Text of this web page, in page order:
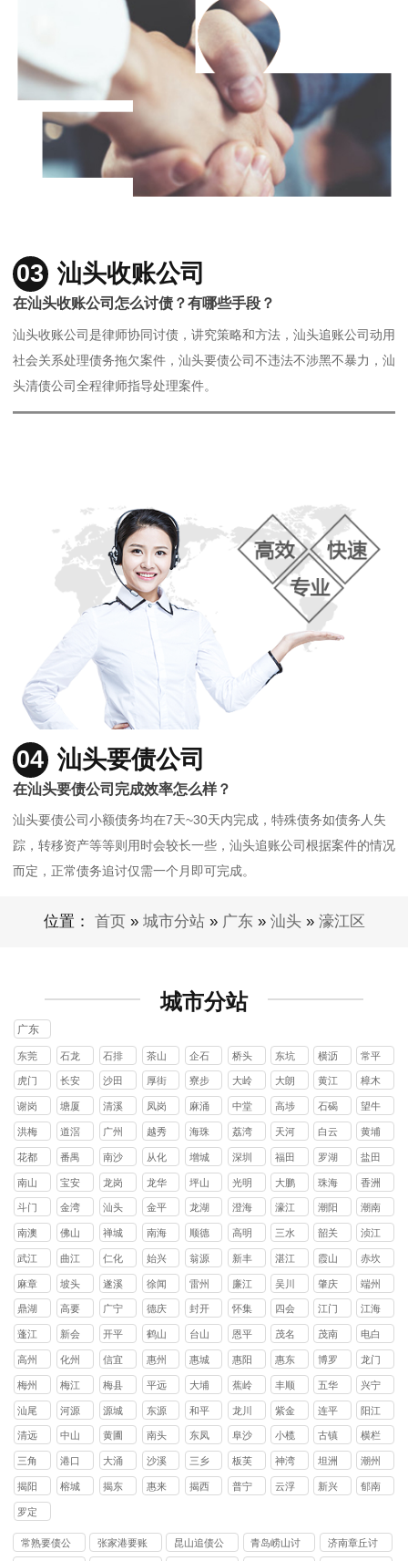
03 汕头收账公司
在汕头收账公司怎么讨债？有哪些手段？
汕头收账公司是律师协同讨债，讲究策略和方法，汕头追账公司动用
社会关系处理债务拖欠案件，汕头要债公司不违法不涉黑不暴力，汕
头清债公司全程律师指导处理案件。
04 汕头要债公司
在汕头要债公司完成效率怎么样？
汕头要债公司小额债务均在7天~30天内完成，特殊债务如债务人失
踪，转移资产等等则用时会较长一些，汕头追账公司根据案件的情况
而定，正常债务追讨仅需一个月即可完成。
位置： 首页 » 城市分站» 广东» 汕头» 濠江区
城市分站
广东
东莞
石龙
镇
石排
镇
茶山
镇
企石
镇
桥头
镇
东坑
镇
横沥
镇
常平
镇
虎门
镇
长安
镇
沙田
镇
厚街
镇
寮步
镇
大岭
山镇
大朗
镇
黄江
镇
樟木
头镇
谢岗
镇
塘厦
镇
清溪
镇
凤岗
镇
麻涌
镇
中堂
镇
高埗
镇
石碣
镇
望牛
墩镇
洪梅
镇
道滘
镇
广州
越秀
区
海珠
区
荔湾
区
天河
区
白云
区
黄埔
区
花都
区
番禺
区
南沙
区
从化
区
增城
区
深圳
福田
区
罗湖
区
盐田
区
南山
区
宝安
区
龙岗
区
龙华
区
坪山
区
光明
区
大鹏
新区
珠海
香洲
区
斗门
区
金湾
区
汕头
金平
区
龙湖
区
澄海
区
濠江
区
潮阳
区
潮南
区
南澳
县
佛山
禅城
区
南海
区
顺德
区
高明
区
三水
区
韶关
浈江
区
武江
区
曲江
区
仁化
县
始兴
县
翁源
县
新丰
县
湛江
霞山
区
赤坎
区
麻章
区
坡头
区
遂溪
县
徐闻
县
雷州
市
廉江
市
吴川
市
肇庆
端州
区
鼎湖
区
高要
区
广宁
县
德庆
县
封开
县
怀集
县
四会
市
江门
江海
区
蓬江
区
新会
区
开平
县
鹤山
县
台山
县
恩平
县
茂名
茂南
区
电白
区
高州
市
化州
市
信宜
市
惠州
惠城
区
惠阳
区
惠东
县
博罗
县
龙门
县
梅州
梅江
区
梅县
区
平远
县
大埔
县
蕉岭
县
丰顺
县
五华
县
兴宁
市
汕尾 河源
源城
区
东源
县
和平
县
龙川
县
紫金
县
连平
县
阳江
清远 中山
黄圃
镇
南头
镇
东凤
镇
阜沙
镇
小榄
镇
古镇
镇
横栏
镇
三角
镇
港口
镇
大涌
镇
沙溪
镇
三乡
镇
板芙
镇
神湾
镇
坦洲
镇
潮州
揭阳
榕城
揭东
惠来
揭西
普宁
云浮
新兴
郁南
罗定
市
常熟要债公
张家港要账
昆山追债公
青岛崂山讨
济南章丘讨